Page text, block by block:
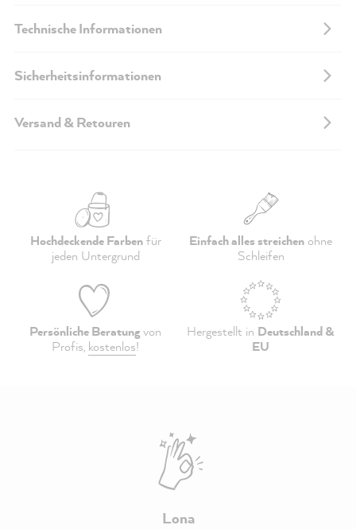
Technische Informationen
Sicherheitsinformationen
Versand & Retouren
Hochdeckende Farbenfür
jeden Untergrund
Einfach alles streichen ohne
Schleifen
Persönliche Beratungvon
Profis, kostenlos!
Hergestellt in Deutschland &
EU
Lona